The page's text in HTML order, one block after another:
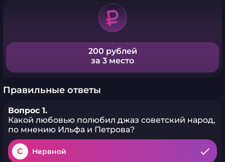
200 рублей
за 3 место
Правильные ответы
Вопрос 1.
Какой любовью полюбил джаз советский народ,
по мнению Ильфа и Петрова?
C Нервной